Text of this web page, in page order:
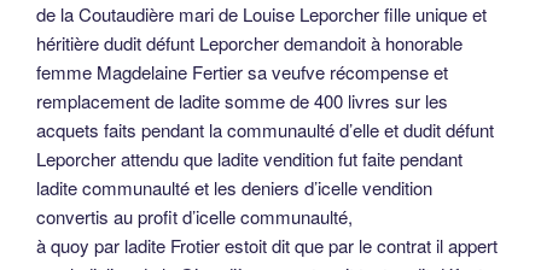
de la Coutaudière mari de Louise Leporcher fille unique et
héritière dudit défunt Leporcher demandoit à honorable
femme Magdelaine Fertier sa veufve récompense et
remplacement de ladite somme de 400 livres sur les
acquets faits pendant la communaulté d’elle et dudit défunt
Leporcher attendu que ladite vendition fut faite pendant
ladite communaulté et les deniers d’icelle vendition
convertis au profit d’icelle communaulté,
à quoy par ladite Frotier estoit dit que par le contrat il appert